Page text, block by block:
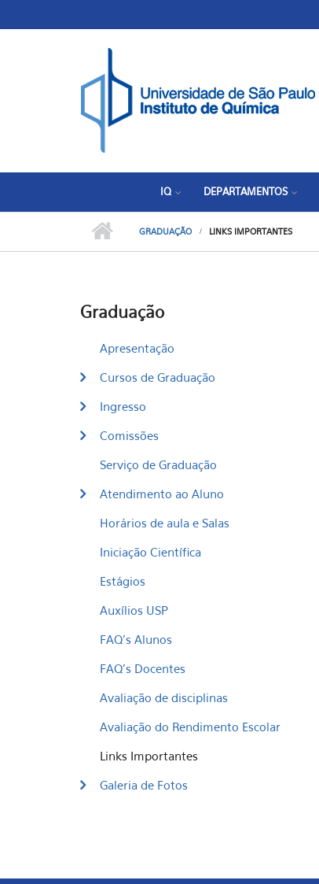
IQ DEPARTAMENTOS
GRADUAÇÃO LINKS IMPORTANTES
Graduação
Apresentação
Cursos de Graduação
Ingresso
Comissões
Serviço de Graduação
Atendimento ao Aluno
Horários de aula e Salas
Iniciação Científica
Estágios
Auxílios USP
FAQ's Alunos
FAQ's Docentes
Avaliação de disciplinas
Avaliação do Rendimento Escolar
Links Importantes
Galeria de Fotos